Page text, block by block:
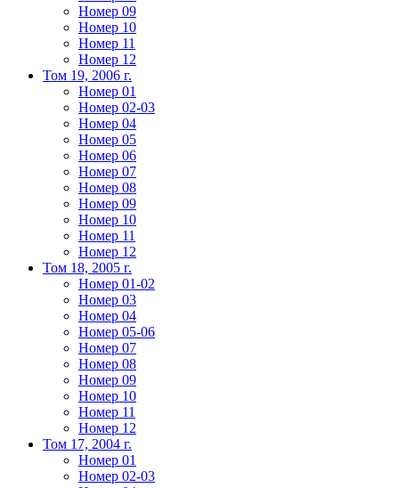
Номер 09
Номер 10
Номер 11
Номер 12
Том 19, 2006 г.
Номер 01
Номер 02-03
Номер 04
Номер 05
Номер 06
Номер 07
Номер 08
Номер 09
Номер 10
Номер 11
Номер 12
Том 18, 2005 г.
Номер 01-02
Номер 03
Номер 04
Номер 05-06
Номер 07
Номер 08
Номер 09
Номер 10
Номер 11
Номер 12
Том 17, 2004 г.
Номер 01
Номер 02-03